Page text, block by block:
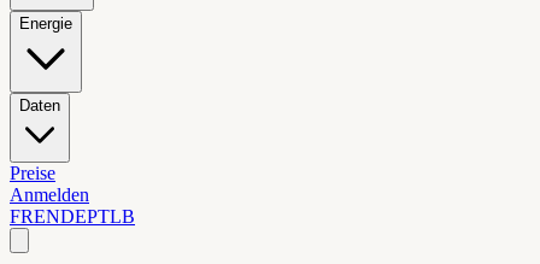
Energie
Daten
Preise
Anmelden
FRENDEPTLB